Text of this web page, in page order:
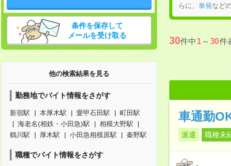
条件を保存して
メールを受け取る
他の検索結果を見る
勤務地でバイト情報をさがす
新宿駅 本厚木駅 愛甲石田駅
町田駅
海老名(相鉄・小田急)駅
相模大野駅
鶴川駅
厚木駅 小田急相模原駅 秦野駅
職種でバイト情報をさがす
らに、
単発など
30件中1～30件
車通勤
派遣 職種未